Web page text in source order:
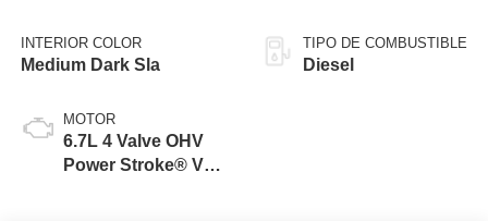
INTERIOR COLOR
Medium Dark Sla
MOTOR
6.7L 4 Valve OHV
Power Stroke® V8
TIPO DE COMBUSTIBLE
Diesel